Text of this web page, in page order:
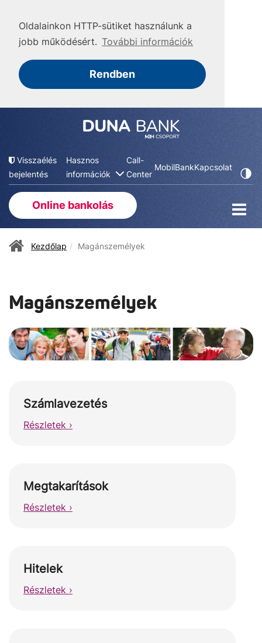
Oldalainkon HTTP-sütiket használunk a
jobb működésért. További információk
Rendben
Visszaélés
bejelentés
Hasznos
információk
Call-
Center
MobilBankKapcsolat
Online bankolás
Kezdőlap Magánszemélyek
Magánszemélyek
Számlavezetés
Részletek ›
Megtakarítások
Részletek ›
Hitelek
Részletek ›